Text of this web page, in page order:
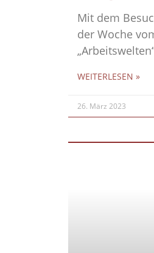
Mit dem
der Woche
WEITERLESEN »
26. März 2023